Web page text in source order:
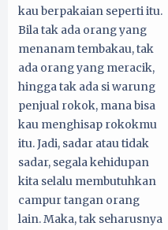
kau berpakaian seperti itu.
Bila tak ada orang yang
menanam tembakau, tak
ada orang yang meracik,
hingga tak ada si warung
penjual rokok, mana bisa
kau menghisap rokokmu
itu. Jadi, sadar atau tidak
sadar, segala kehidupan
kita selalu membutuhkan
campur tangan orang
lain. Maka, tak seharusnya